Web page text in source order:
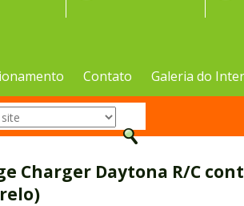
Contato Galeria do
Charger Daytona R/C